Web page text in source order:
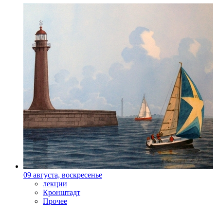
09 августа, воскресенье
лекции
Кронштадт
Прочее